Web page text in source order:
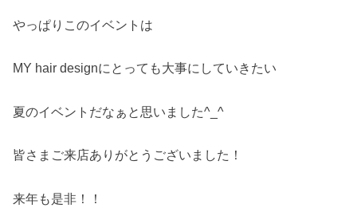
やっぱりこのイベントは
MY hair designにとっても大事にしていきたい
夏のイベントだなぁと思いました^_^
皆さまご来店ありがとうございました！
来年も是非！！